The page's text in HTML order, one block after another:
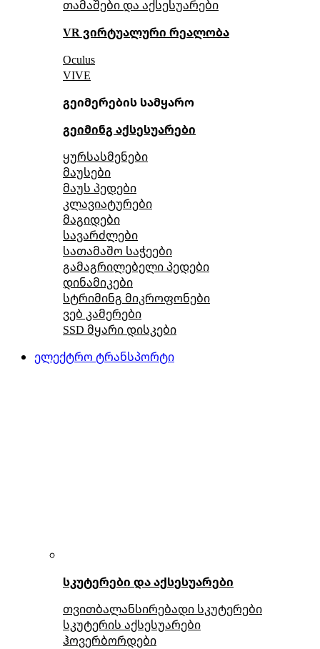
თამაშები და აქსესუარები
VR ვირტუალური რეალობა
Oculus
VIVE
გეიმერების სამყარო
გეიმინგ აქსესუარები
ყურსასმენები
მაუსები
მაუს პედები
კლავიატურები
მაგიდები
სავარძლები
სათამაშო საჭეები
გამაგრილებელი პედები
დინამიკები
სტრიმინგ მიკროფონები
ვებ კამერები
SSD მყარი დისკები
ელექტრო ტრანსპორტი
სკუტერები და აქსესუარები
თვითბალანსირებადი სკუტერები
სკუტერის აქსესუარები
ჰოვერბორდები